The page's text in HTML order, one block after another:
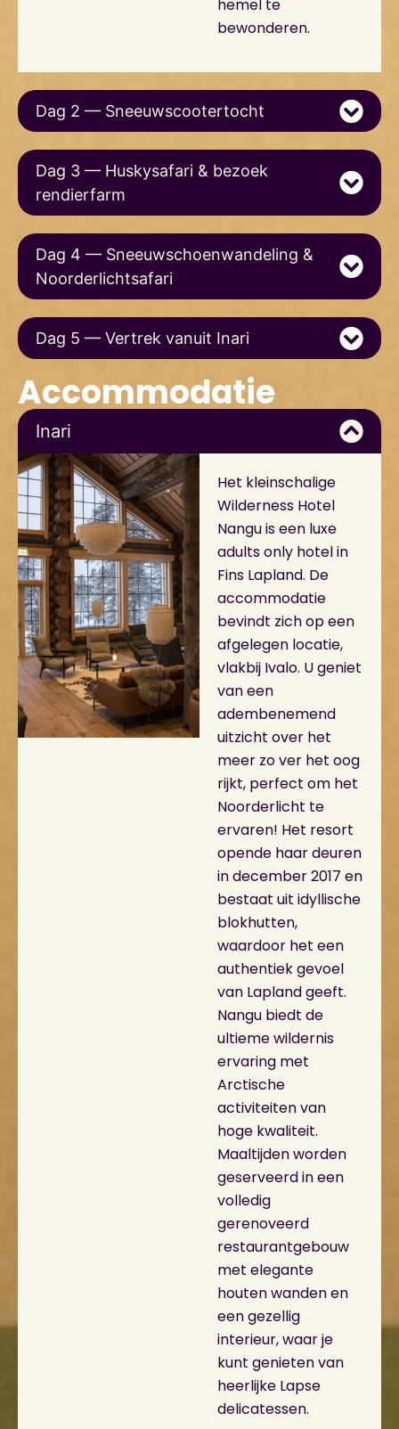
hemel te
bewonderen.
Dag 2 — Sneeuwscootertocht
Dag 3 — Huskysafari & bezoek
rendierfarm
Dag 4 — Sneeuwschoenwandeling &
Noorderlichtsafari
Dag 5 — Vertrek vanuit Inari
Accommodatie
Inari
Het kleinschalige
Wilderness Hotel
Nangu is een luxe
adults only hotel in
Fins Lapland. De
accommodatie
bevindt zich op een
afgelegen locatie,
vlakbij Ivalo. U geniet
van een
adembenemend
uitzicht over het
meer zo ver het oog
rijkt, perfect om het
Noorderlicht te
ervaren! Het resort
opende haar deuren
in december 2017 en
bestaat uit idyllische
blokhutten,
waardoor het een
authentiek gevoel
van Lapland geeft.
Nangu biedt de
ultieme wildernis
ervaring met
Arctische
activiteiten van
hoge kwaliteit.
Maaltijden worden
geserveerd in een
volledig
gerenoveerd
restaurantgebouw
met elegante
houten wanden en
een gezellig
interieur, waar je
kunt genieten van
heerlijke Lapse
delicatessen.